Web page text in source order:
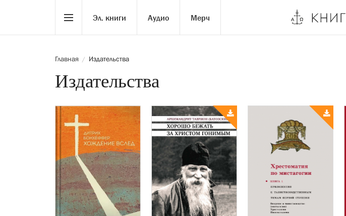
Эл. книги Аудио Мерч
Главная / Издательства
Издательства